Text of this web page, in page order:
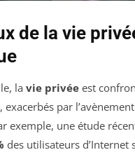
de la vie
la vie privée est
exacerbés par
exemple, une étude
des utilisateurs d’Internet